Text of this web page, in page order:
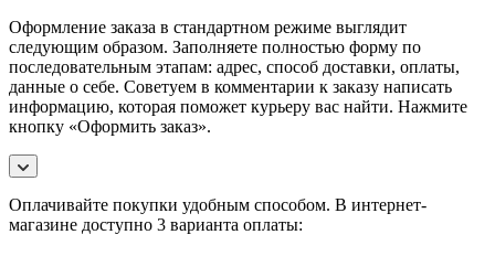
Оформление заказа в стандартном режиме выглядит
следующим образом. Заполняете полностью форму по
последовательным этапам: адрес, способ доставки, оплаты,
данные о себе. Советуем в комментарии к заказу написать
информацию, которая поможет курьеру вас найти. Нажмите
кнопку «Оформить заказ».
Оплачивайте покупки удобным способом. В интернет-
магазине доступно 3 варианта оплаты: